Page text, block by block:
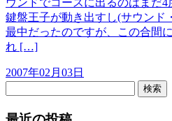
ウンドでコースに出るのはまだ
鍵盤王子が動き出すし(サウンド
最中だったのですが、この合間
れ […]
2007年02月03日
検索